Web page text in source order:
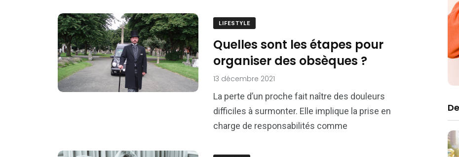
LIFESTYLE
Quelles sont les étapes pour
organiser des obsèques ?
13 décembre 2021
La perte d’un proche fait naître des douleurs
difficiles à surmonter. Elle implique la prise en
charge de responsabilités comme